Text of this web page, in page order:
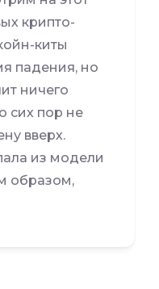
крипто-
киты
падения, но
ничего
сих пор не
вверх.
из модели
образом,